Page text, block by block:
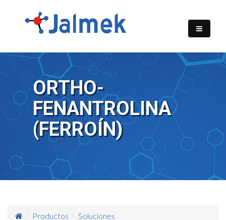
ORTHO-
FENANTROLINA
(FERROÍN)
Productos
Soluciones